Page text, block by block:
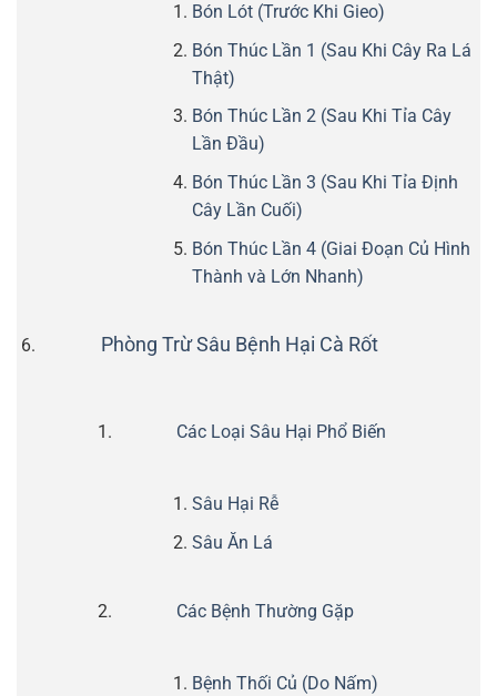
Bón Lót (Trước Khi Gieo)
Bón Thúc Lần 1 (Sau Khi Cây Ra Lá
Thật)
Bón Thúc Lần 2 (Sau Khi Tỉa Cây
Lần Đầu)
Bón Thúc Lần 3 (Sau Khi Tỉa Định
Cây Lần Cuối)
Bón Thúc Lần 4 (Giai Đoạn Củ Hình
Thành và Lớn Nhanh)
Phòng Trừ Sâu Bệnh Hại Cà Rốt
Các Loại Sâu Hại Phổ Biến
Sâu Hại Rễ
Sâu Ăn Lá
Các Bệnh Thường Gặp
Bệnh Thối Củ (Do Nấm)